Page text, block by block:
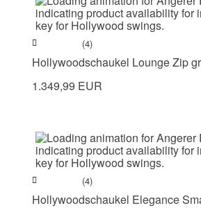
(4)
Hollywoodschaukel Lounge Zip
1.349,99 EUR
(4)
Hollywoodschaukel Elegance